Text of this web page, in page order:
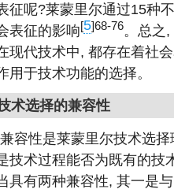
征呢?莱蒙里尔通过15种
表征的影响[5]68-76。总之
现代技术中, 都存在着社
用于技术功能的选择。
术选择的兼容性
兼容性是莱蒙里尔技术选
技术过程能否为既有的技
具有两种兼容性, 其一是